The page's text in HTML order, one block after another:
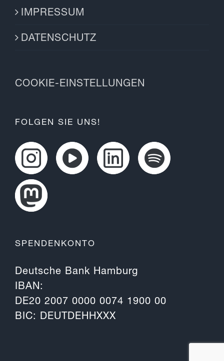
IMPRESSUM
DATENSCHUTZ
COOKIE-EINSTELLUNGEN
FOLGEN SIE UNS!
SPENDENKONTO
Deutsche Bank Hamburg
IBAN:
DE20 2007 0000 0074 1900 00
BIC: DEUTDEHHXXX